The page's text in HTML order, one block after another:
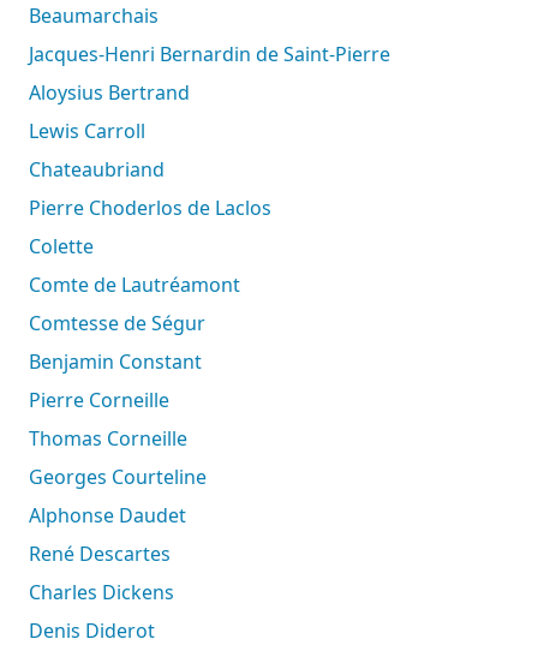
Beaumarchais
Jacques-Henri Bernardin de Saint-Pierre
Aloysius Bertrand
Lewis Carroll
Chateaubriand
Pierre Choderlos de Laclos
Colette
Comte de Lautréamont
Comtesse de Ségur
Benjamin Constant
Pierre Corneille
Thomas Corneille
Georges Courteline
Alphonse Daudet
René Descartes
Charles Dickens
Denis Diderot